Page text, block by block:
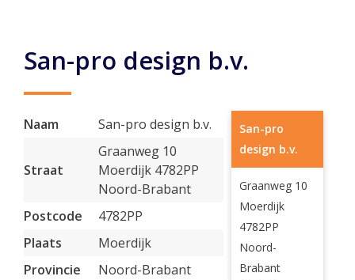
San-pro design b.v.
Naam San-pro design b.v.
Straat
Graanweg 10
Moerdijk 4782PP
Noord-Brabant
Postcode
4782PP
Plaats
Moerdijk
Provincie
Noord-Brabant
San-pro
design b.v.
Graanweg 10
Moerdijk
4782PP
Noord-
Brabant